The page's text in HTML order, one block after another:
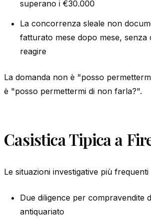
superano i €30.000
La concorrenza sleale non
fatturato mese dopo mese, senza
reagire
La domanda non è "posso
è "posso permettermi di non farla?".
Casistica Tipica a
Le situazioni investigative più frequenti
Due diligence per compravendite
antiquariato